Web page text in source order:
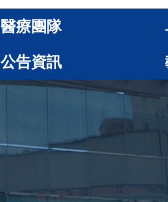
醫療團隊
公告資訊